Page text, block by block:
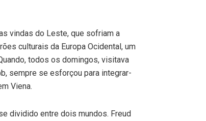
vindas do Leste, que sofriam a
culturais da Europa Ocidental, um
todos os domingos, visitava
sempre se esforçou para integrar-
Viena.
dividido entre dois mundos. Freud